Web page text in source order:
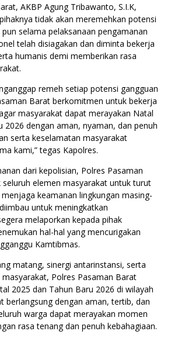
AKBP Agung Tribawanto, S.I.K,
tidak akan meremehkan potensi
selama pelaksanaan pengamanan
telah disiagakan dan diminta bekerja
humanis demi memberikan rasa
remeh setiap potensi gangguan
Barat berkomitmen untuk bekerja
masyarakat dapat merayakan Natal
2026 dengan aman, nyaman, dan penuh
serta keselamatan masyarakat
kami,” tegas Kapolres.
dari kepolisian, Polres Pasaman
elemen masyarakat untuk turut
keamanan lingkungan masing-
untuk meningkatkan
melaporkan kepada pihak
hal-hal yang mencurigakan
Kamtibmas.
matang, sinergi antarinstansi, serta
Polres Pasaman Barat
2025 dan Tahun Baru 2026 di wilayah
berlangsung dengan aman, tertib, dan
warga dapat merayakan momen
rasa tenang dan penuh kebahagiaan.